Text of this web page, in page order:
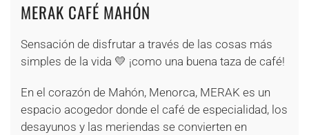
MERAK CAFÉ MAHÓN
Sensación de disfrutar a través de las cosas más
simples de la vida 💛 ¡como una buena taza de café!
En el corazón de Mahón, Menorca, MERAK es un
espacio acogedor donde el café de especialidad, los
desayunos y las meriendas se convierten en